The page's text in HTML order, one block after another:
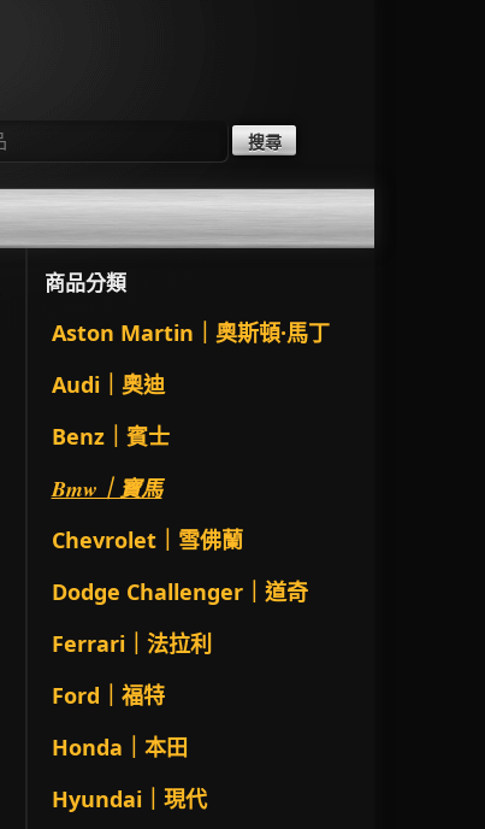
商品分類
Aston Martin｜奧斯頓·馬丁
Audi｜奧迪
Benz｜賓士
Bmw｜寶馬
Chevrolet｜雪佛蘭
Dodge Challenger｜道奇
Ferrari｜法拉利
Ford｜福特
Honda｜本田
Hyundai｜現代